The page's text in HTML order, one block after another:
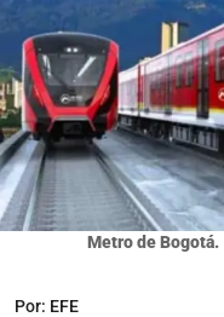
Metro de Bogotá.
Por: EFE